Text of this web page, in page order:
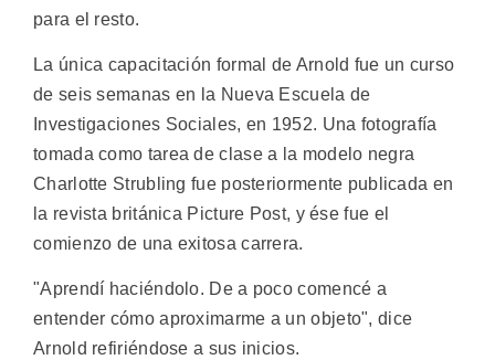
para el resto.
La única capacitación formal de Arnold fue un curso
de seis semanas en la Nueva Escuela de
Investigaciones Sociales, en 1952. Una fotografía
tomada como tarea de clase a la modelo negra
Charlotte Strubling fue posteriormente publicada en
la revista británica Picture Post, y ése fue el
comienzo de una exitosa carrera.
"Aprendí haciéndolo. De a poco comencé a
entender cómo aproximarme a un objeto", dice
Arnold refiriéndose a sus inicios.